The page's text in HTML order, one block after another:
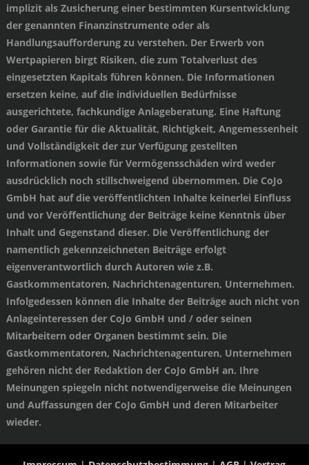
implizit als Zusicherung einer bestimmten Kursentwicklung
der genannten Finanzinstrumente oder als
Handlungsaufforderung zu verstehen. Der Erwerb von
Wertpapieren birgt Risiken, die zum Totalverlust des
eingesetzten Kapitals führen können. Die Informationen
ersetzen keine, auf die individuellen Bedürfnisse
ausgerichtete, fachkundige Anlageberatung. Eine Haftung
oder Garantie für die Aktualität, Richtigkeit, Angemessenheit
und Vollständigkeit der zur Verfügung gestellten
Informationen sowie für Vermögensschäden wird weder
ausdrücklich noch stillschweigend übernommen. Die CoJo
GmbH hat auf die veröffentlichten Inhalte keinerlei Einfluss
und vor Veröffentlichung der Beiträge keine Kenntnis über
Inhalt und Gegenstand dieser. Die Veröffentlichung der
namentlich gekennzeichneten Beiträge erfolgt
eigenverantwortlich durch Autoren wie z.B.
Gastkommentatoren, Nachrichtenagenturen, Unternehmen.
Infolgedessen können die Inhalte der Beiträge auch nicht von
Anlageinteressen der CoJo GmbH und / oder seinen
Mitarbeitern oder Organen bestimmt sein. Die
Gastkommentatoren, Nachrichtenagenturen, Unternehmen
gehören nicht der Redaktion der CoJo GmbH an. Ihre
Meinungen spiegeln nicht notwendigerweise die Meinungen
und Auffassungen der CoJo GmbH und deren Mitarbeiter
wieder.